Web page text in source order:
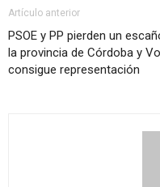
Artículo anterior
PSOE y PP pierden un
la provincia de Córdoba y
consigue representación